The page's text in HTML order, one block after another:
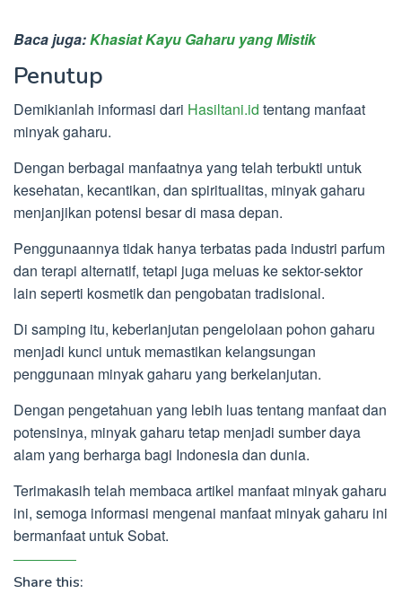
Baca juga:Khasiat Kayu Gaharu yang Mistik
Penutup
Demikianlah informasi dari Hasiltani.id tentang manfaat
minyak gaharu.
Dengan berbagai manfaatnya yang telah terbukti untuk
kesehatan, kecantikan, dan spiritualitas, minyak gaharu
menjanjikan potensi besar di masa depan.
Penggunaannya tidak hanya terbatas pada industri parfum
dan terapi alternatif, tetapi juga meluas ke sektor-sektor
lain seperti kosmetik dan pengobatan tradisional.
Di samping itu, keberlanjutan pengelolaan pohon gaharu
menjadi kunci untuk memastikan kelangsungan
penggunaan minyak gaharu yang berkelanjutan.
Dengan pengetahuan yang lebih luas tentang manfaat dan
potensinya, minyak gaharu tetap menjadi sumber daya
alam yang berharga bagi Indonesia dan dunia.
Terimakasih telah membaca artikel manfaat minyak gaharu
ini, semoga informasi mengenai manfaat minyak gaharu ini
bermanfaat untuk Sobat.
Share this: